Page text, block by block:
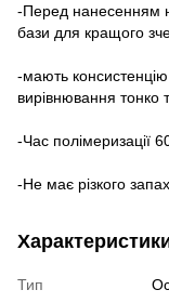
-Перед нанесенням
бази для кращого
-мають
вирівнювання тонко
-Час полімеризації
-Не має різкого
Тип